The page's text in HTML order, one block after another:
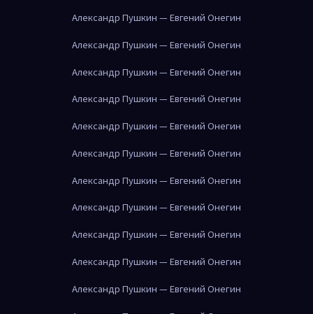
Александр Пушкин — Евгений Онегин
Александр Пушкин — Евгений Онегин
Александр Пушкин — Евгений Онегин
Александр Пушкин — Евгений Онегин
Александр Пушкин — Евгений Онегин
Александр Пушкин — Евгений Онегин
Александр Пушкин — Евгений Онегин
Александр Пушкин — Евгений Онегин
Александр Пушкин — Евгений Онегин
Александр Пушкин — Евгений Онегин
Александр Пушкин — Евгений Онегин